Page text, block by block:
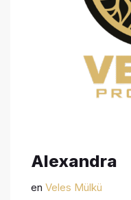
Alexandra
en Veles Mülkü